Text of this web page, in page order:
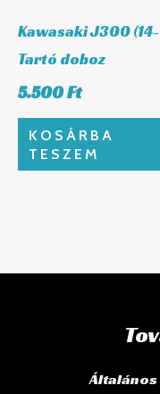
Kawasaki J300 (14-
Tartó doboz
5.500Ft
KOSÁRBA
TESZEM
Általános